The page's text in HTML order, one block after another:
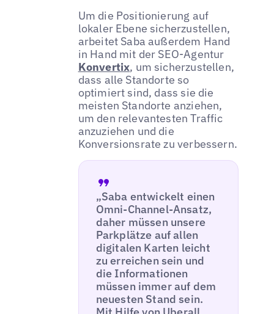
Um die Positionierung auf
lokaler Ebene sicherzustellen,
arbeitet Saba außerdem Hand
in Hand mit der SEO-Agentur
Konvertix, um sicherzustellen,
dass alle Standorte so
optimiert sind, dass sie die
meisten Standorte anziehen,
um den relevantesten Traffic
anzuziehen und die
Konversionsrate zu verbessern.
„Saba entwickelt einen
Omni-Channel-Ansatz,
daher müssen unsere
Parkplätze auf allen
digitalen Karten leicht
zu erreichen sein und
die Informationen
müssen immer auf dem
neuesten Stand sein.